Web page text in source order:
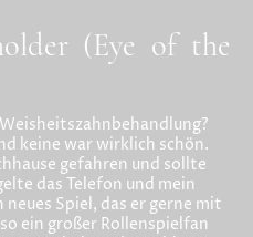
(Eye of the
keine war wirklich schön.
gefahren und sollte
das Telefon und mein
Spiel, das er gerne mit
ein großer Rollenspielfan